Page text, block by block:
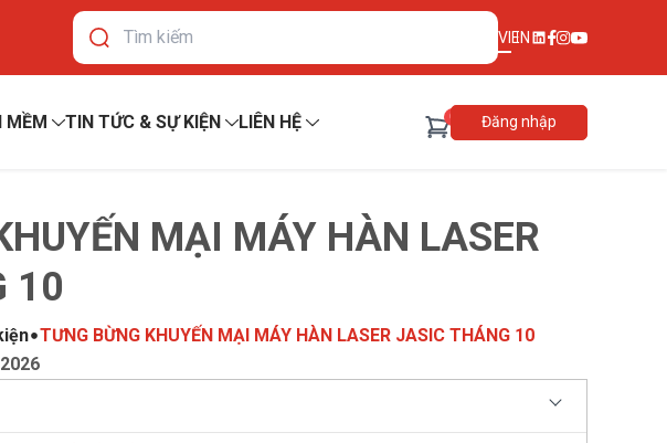
VIEN
MỀM TIN TỨC & SỰ KIỆN LIÊN HỆ 0 Đăng nhập
MẠI MÁY HÀN LASER
10
TƯNG BỪNG KHUYẾN MẠI MÁY HÀN LASER JASIC THÁNG 10